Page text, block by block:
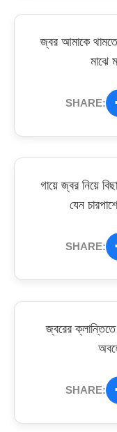
জ্বর আমাকে
মাঝে
SHARE:
গায়ে জ্বর নিয়ে
যেন
SHARE:
জ্বরের
SHARE: